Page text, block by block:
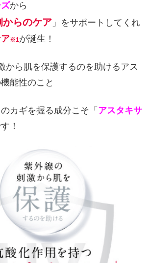
から
からのケア 」をサポートしてくれ
※1が誕生！
ら肌を保護するのを助けるアス
能性のこと
カギを握る成分こそ「 アスタキサ
！